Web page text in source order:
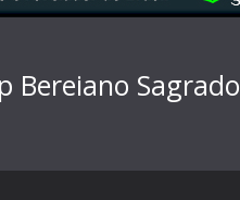
Bereiano Sagrado